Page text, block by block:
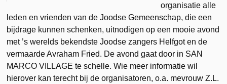
organisatie alle
leden en vrienden van de Joodse Gemeenschap, die een
bijdrage kunnen schenken, uitnodigen op een mooie avond
met ’s werelds bekendste Joodse zangers Helfgot en de
vermaarde Avraham Fried. De avond gaat door in SAN
MARCO VILLAGE te schelle. Wie meer informatie wil
hierover kan terecht bij de organisatoren, o.a. mevrouw Z.L.